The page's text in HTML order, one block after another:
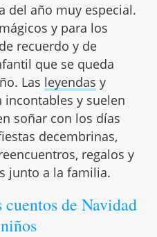
del año muy especial.
y para los
recuerdo y de
que se queda
Las leyendas y
incontables y suelen
soñar con los días
decembrinas,
regalos y
junto a la familia.
de Navidad